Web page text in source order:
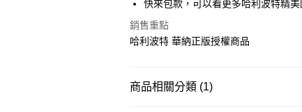
悠遊付
AFTEE先享後付
相關說明
便利好安心！
快來包款，可以看更多哈利波特精美
銷售重點
哈利波特 華納正版授權商品
商品相關分類 (1)